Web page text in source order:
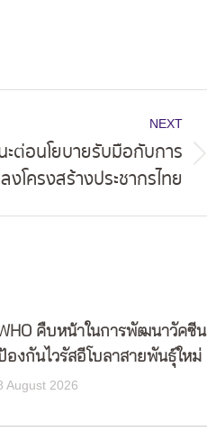
NEXT
ะต่อนโยบายรับมือกับการ
งโครงสร้างประชากรไทย
คืบหน้าในการพัฒนาวัคซีน
องกันไวรัสอีโบลาสายพันธุ์ใหม่
August 2026